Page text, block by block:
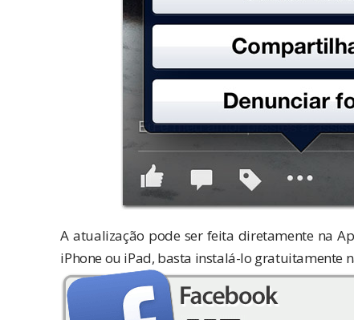
A atualização pode ser feita diretamente na
iPhone ou iPad, basta instalá-lo gratuitamente